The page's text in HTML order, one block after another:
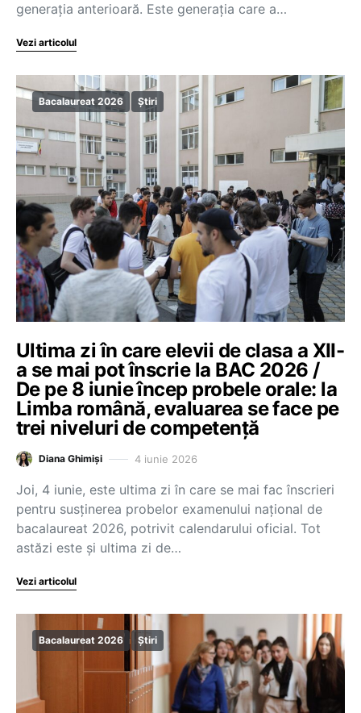
generația anterioară. Este generația care a…
Vezi articolul
Bacalaureat 2026 Știri
Ultima zi în care elevii de clasa a XII-
a se mai pot înscrie la BAC 2026 /
De pe 8 iunie încep probele orale: la
Limba română, evaluarea se face pe
trei niveluri de competență
Diana Ghimiși 4 iunie 2026
Joi, 4 iunie, este ultima zi în care se mai fac înscrieri
pentru susținerea probelor examenului național de
bacalaureat 2026, potrivit calendarului oficial. Tot
astăzi este și ultima zi de…
Vezi articolul
Bacalaureat 2026 Știri